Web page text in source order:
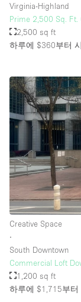
Soundproof
Stock Room
Street Level
Terrace
Toilets
Water Access
Whitebox /
Window
층 / 접근성:
1층 앞마당
위치한 거리
Virginia-Highland
Prime 2,500 Sq. Ft.
2,500 sq ft
하루에 $360부터
Creative Space
∙
South Downtown
Commercial Loft
1,200 sq ft
하루에 $1,715부터